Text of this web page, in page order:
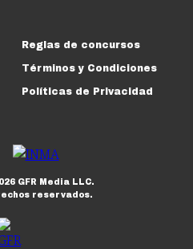
Reglas de concursos
Términos y Condiciones
Políticas de Privacidad
GFR Media LLC.
reservados.